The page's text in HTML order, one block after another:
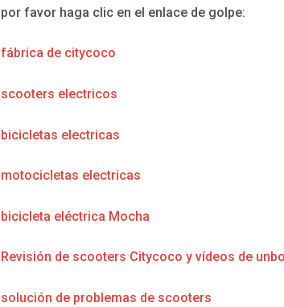
por favor haga clic en el enlace de golpe:
fábrica de citycoco
scooters electricos
bicicletas electricas
motocicletas electricas
bicicleta eléctrica Mocha
Revisión de scooters Citycoco y vídeos de
solución de problemas de scooters